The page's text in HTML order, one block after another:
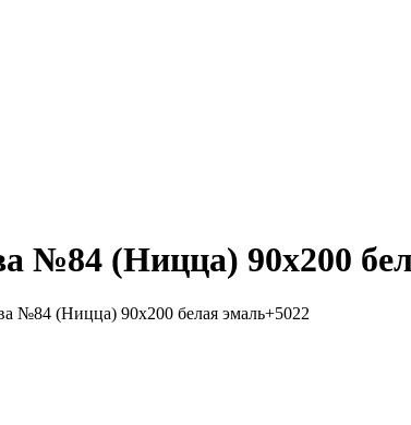
№84 (Ницца) 90х200
№84 (Ницца) 90х200 белая эмаль+5022